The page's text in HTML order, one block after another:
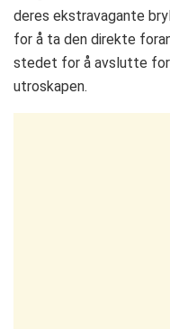
deres ekstravagante
for å ta den direkte
stedet for å avslutte
utroskapen.